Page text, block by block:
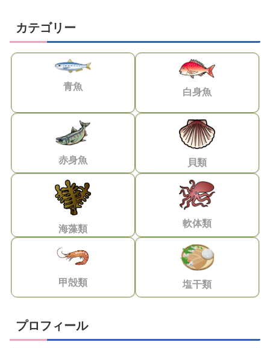
カテゴリー
青魚
白身魚
赤身魚 貝類
海藻類 軟体類
甲殻類 塩干類
プロフィール